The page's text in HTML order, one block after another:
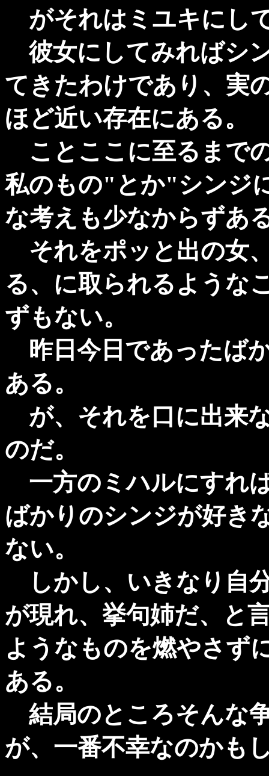
がそれはミユキにし
彼女にしてみればシ
てきたわけであり、実
ほど近い存在にある。
ことここに至るまで
私のもの"とか"シンジ
な考えも少なからずあ
それをポッと出の女
る、に取られるような
ずもない。
昨日今日であったば
ある。
が、それを口に出来
のだ。
一方のミハルにすれ
ばかりのシンジが好き
ない。
しかし、いきなり自
が現れ、挙句姉だ、と
ようなものを燃やさず
ある。
結局のところそんな
が、一番不幸なのかも